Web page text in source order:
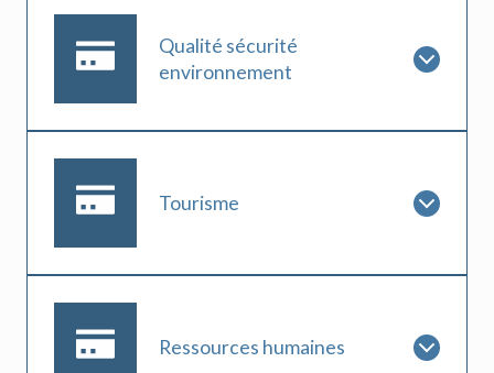
Qualité sécurité
environnement
Tourisme
Ressources humaines